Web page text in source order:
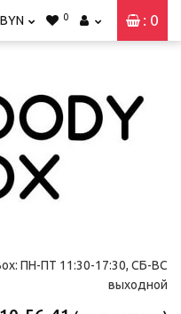
: 0
BYN 0
ПН-ПТ 11:30-17:30, СБ-ВС
выходной